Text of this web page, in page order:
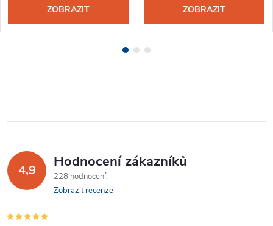
ZOBRAZIT ZOBRAZIT
4,9 Hodnocení zákazníků
228 hodnocení
Zobrazit recenze